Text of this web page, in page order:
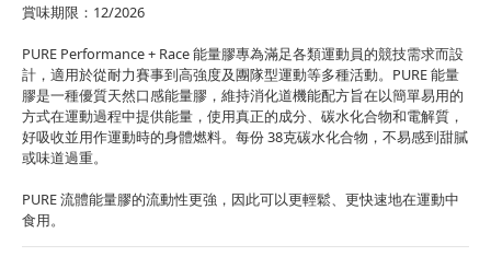
賞味期限：12/2026
PURE Performance + Race 能量膠專為滿足各類運動員的競技需求而設
計，適用於從耐力賽事到高強度及團隊型運動等多種活動。PURE 能量
膠是一種優質天然口感能量膠，維持消化道機能配方旨在以簡單易用的
方式在運動過程中提供能量，使用真正的成分、碳水化合物和電解質，
好吸收並用作運動時的身體燃料。每份 38克碳水化合物，不易感到甜膩
或味道過重。
PURE 流體能量膠的流動性更強，因此可以更輕鬆、更快速地在運動中
食用。